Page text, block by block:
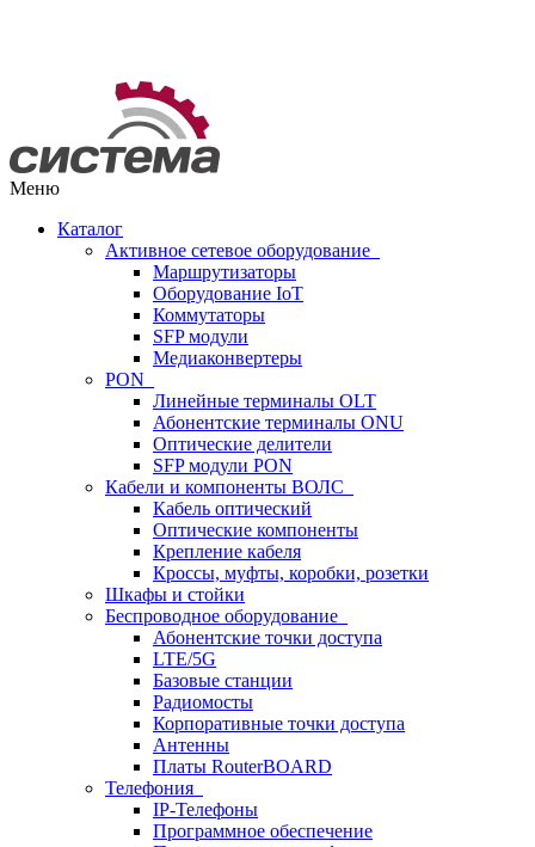
Меню
Каталог
Активное сетевое оборудование
Маршрутизаторы
Оборудование IoT
Коммутаторы
SFP модули
Медиаконвертеры
PON
Линейные терминалы OLT
Абонентские терминалы ONU
Оптические делители
SFP модули PON
Кабели и компоненты ВОЛС
Кабель оптический
Оптические компоненты
Крепление кабеля
Кроссы, муфты, коробки, розетки
Шкафы и стойки
Беспроводное оборудование
Абонентские точки доступа
LTE/5G
Базовые станции
Радиомосты
Корпоративные точки доступа
Антенны
Платы RouterBOARD
Телефония
IP-Телефоны
Программное обеспечение